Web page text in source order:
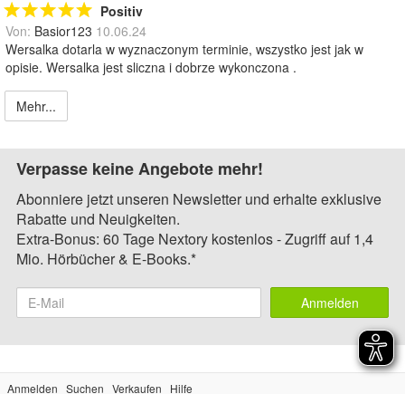
Positiv
Von: Basior123 10.06.24
Wersalka dotarla w wyznaczonym terminie, wszystko jest jak w
opisie. Wersalka jest sliczna i dobrze wykonczona .
Mehr...
Verpasse keine Angebote mehr!
Abonniere jetzt unseren Newsletter und erhalte exklusive
Rabatte und Neuigkeiten.
Extra-Bonus: 60 Tage Nextory kostenlos - Zugriff auf 1,4
Mio. Hörbücher & E-Books.*
Anmelden
Anmelden Suchen Verkaufen Hilfe